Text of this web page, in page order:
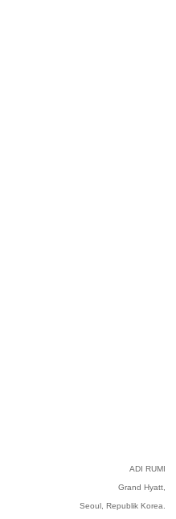
ADI RUMI
Grand Hyatt,
Seoul, Republik Korea.